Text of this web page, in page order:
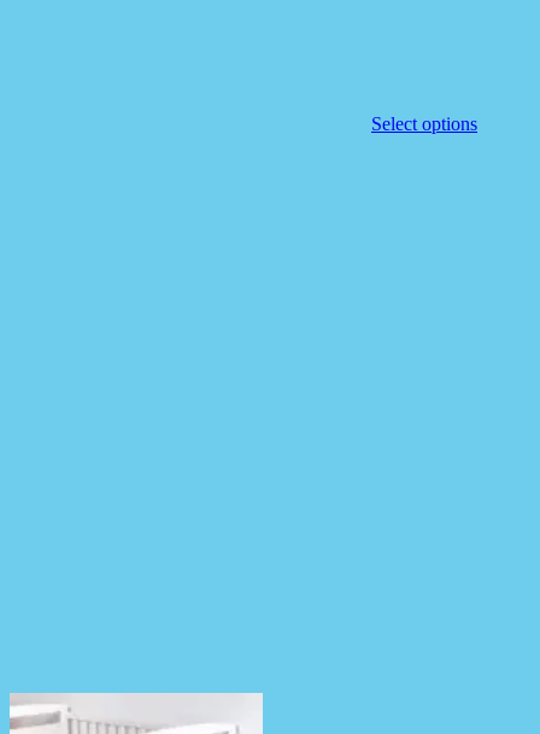
Select options